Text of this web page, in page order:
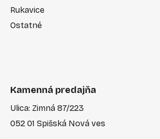
Rukavice
Ostatné
Kamenná predajňa
Ulica: Zimná 87/223
052 01 Spišská Nová ves